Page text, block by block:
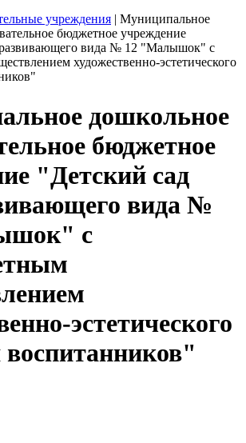
учреждения | Муниципальное
бюджетное учреждение
вида № 12 "Малышок" с
художественно-эстетического
дошкольное
бюджетное
"Детский сад
вида №
с
эстетического
воспитанников"